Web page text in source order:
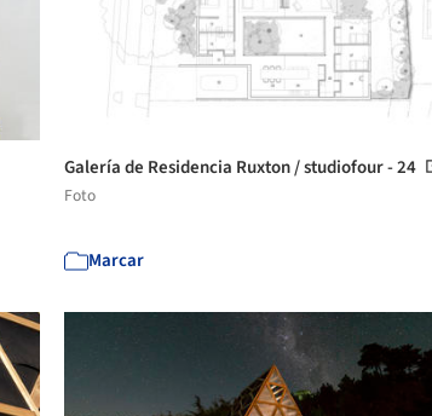
Galería de Residencia Ruxton / studiofour - 24
Foto
Marcar